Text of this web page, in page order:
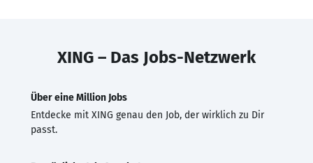
XING – Das Jobs-Netzwerk
Über eine Million Jobs
Entdecke mit XING genau den Job, der wirklich zu Dir
passt.